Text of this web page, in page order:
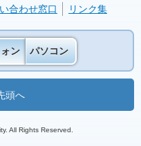
合わせ窓口 リンク集
ン パソコン
頭へ
All Rights Reserved.